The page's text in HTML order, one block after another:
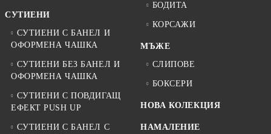
СУТИЕНИ
СУТИЕНИ С БАНЕЛ И
ОФОРМЕНА ЧАШКА
СУТИЕНИ БЕЗ БАНЕЛ И
ОФОРМЕНА ЧАШКА
СУТИЕНИ С ПОВДИГАЩ
ЕФЕКТ PUSH UP
СУТИЕНИ С БАНЕЛ С
БОДИТА
КОРСАЖИ
МЪЖЕ
СЛИПОВЕ
БОКСЕРИ
НОВА КОЛЕКЦИЯ
НАМАЛЕНИЕ